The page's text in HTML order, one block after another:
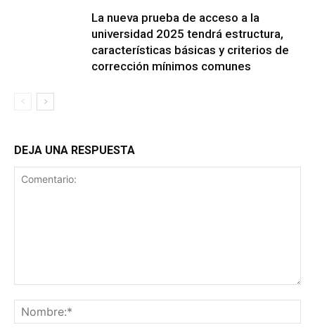
La nueva prueba de acceso a la
universidad 2025 tendrá estructura,
características básicas y criterios de
corrección mínimos comunes
DEJA UNA RESPUESTA